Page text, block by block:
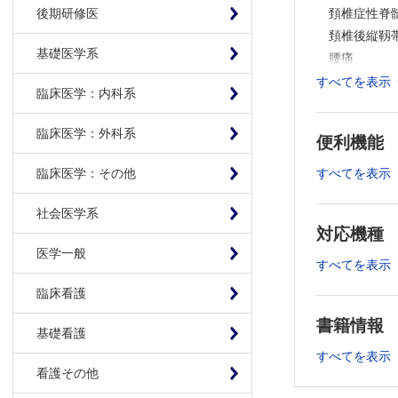
後期研修医
基礎医学系
臨床医学：内科系
臨床医学：外科系
臨床医学：その他
社会医学系
医学一般
臨床看護
基礎看護
看護その他
頚椎症性脊
頚椎後縦靱
腰痛
腰部脊柱管
骨粗鬆症性
成人脊柱変形
第2章 上肢
上腕近位部
肘関節不安
橈骨遠位端
すべてを表示
便利機能
すべてを表示
対応機種
すべてを表示
書籍情報
すべてを表示